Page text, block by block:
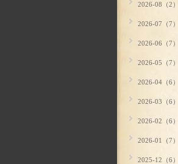
2026-08（2）
2026-07（7）
2026-06（7）
2026-05（7）
2026-04（6）
2026-03（6）
2026-02（6）
2026-01（7）
2025-12（6）